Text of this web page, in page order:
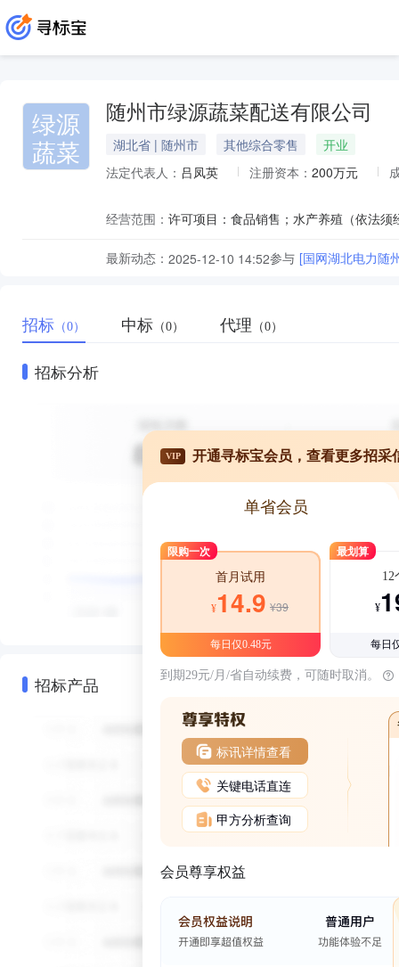
绿源
蔬菜
随州市绿源蔬菜配送有限公司
湖北省 | 随州市 其他综合零售
开业
法定代表人： 吕凤英 注册资本： 200万元
经营范围：
最新动态： 2025-12-10 14:52参与 [国网湖北电力随
招标 （0） 中标 （0） 代理 （0）
招标分析
招标产品
VIP 开通寻标宝会员，查看更多招采
单省会员
限购一次
首月试用
¥14.9 ¥39
每日仅0.48元
最划算
12
¥
每日
到期29元/月/省自动续费，可随时取消。
标讯详情查看
关键电话直连
甲方分析查询
会员尊享权益